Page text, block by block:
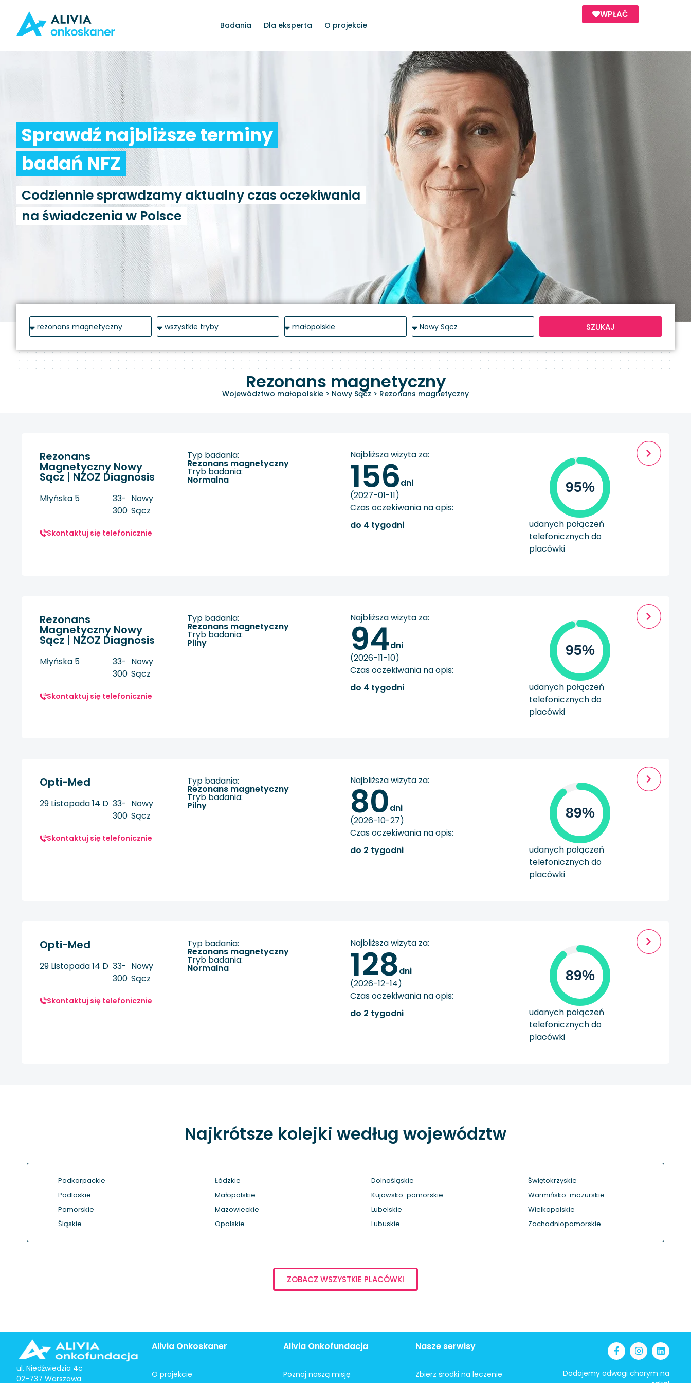
Badania Dla eksperta O projekcie
WPŁAĆ
Sprawdź najbliższe terminy
badań NFZ
Codziennie sprawdzamy aktualny czas oczekiwania
na świadczenia w Polsce
SZUKAJ
Rezonans magnetyczny
Województwo małopolskie > Nowy Sącz > Rezonans magnetyczny
Rezonans
Magnetyczny Nowy
Sącz | NZOZ Diagnosis
Młyńska 5
33-
300
Nowy
Sącz
Skontaktuj się telefonicznie
Typ badania:
rezonans magnetyczny
Tryb badania:
Normalna
Najbliższa wizyta za:
156dni
(2027-01-11)
Czas oczekiwania na opis:
do 4 tygodni
95%
udanych połączeń
telefonicznych do
placówki
Rezonans
Magnetyczny Nowy
Sącz | NZOZ Diagnosis
Młyńska 5
33-
300
Nowy
Sącz
Skontaktuj się telefonicznie
Typ badania:
rezonans magnetyczny
Tryb badania:
Pilny
Najbliższa wizyta za:
94dni
(2026-11-10)
Czas oczekiwania na opis:
do 4 tygodni
95%
udanych połączeń
telefonicznych do
placówki
Opti-Med
29 Listopada 14 D 33-
300
Nowy
Sącz
Skontaktuj się telefonicznie
Typ badania:
rezonans magnetyczny
Tryb badania:
Pilny
Najbliższa wizyta za:
80dni
(2026-10-27)
Czas oczekiwania na opis:
do 2 tygodni
89%
udanych połączeń
telefonicznych do
placówki
Opti-Med
29 Listopada 14 D 33-
300
Nowy
Sącz
Skontaktuj się telefonicznie
Typ badania:
rezonans magnetyczny
Tryb badania:
Normalna
Najbliższa wizyta za:
128dni
(2026-12-14)
Czas oczekiwania na opis:
do 2 tygodni
89%
udanych połączeń
telefonicznych do
placówki
Najkrótsze kolejki według województw
Podkarpackie
Podlaskie
Pomorskie
Śląskie
Łódzkie
Małopolskie
Mazowieckie
Opolskie
Dolnośląskie
Kujawsko-pomorskie
Lubelskie
Lubuskie
Świętokrzyskie
Warmińsko-mazurskie
Wielkopolskie
Zachodniopomorskie
ZOBACZ WSZYSTKIE PLACÓWKI
ul. Niedźwiedzia 4c
02-737 Warszawa
Alivia Onkoskaner
O projekcie
Alivia Onkofundacja
Poznaj naszą misję
Nasze serwisy
Zbierz środki na leczenie
Dodajemy odwagi chorym na